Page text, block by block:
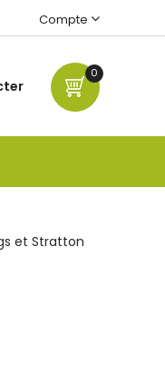
Compte
0
et Stratton